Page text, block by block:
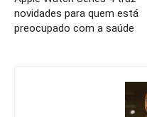
novidades para quem está
preocupado com a saúde